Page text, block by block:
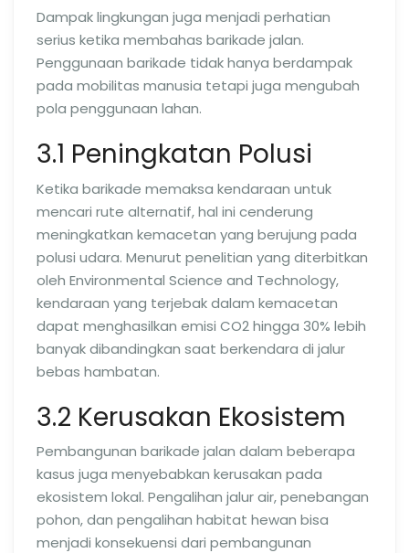
Dampak lingkungan juga menjadi perhatian
serius ketika membahas barikade jalan.
Penggunaan barikade tidak hanya berdampak
pada mobilitas manusia tetapi juga mengubah
pola penggunaan lahan.
3.1 Peningkatan Polusi
Ketika barikade memaksa kendaraan untuk
mencari rute alternatif, hal ini cenderung
meningkatkan kemacetan yang berujung pada
polusi udara. Menurut penelitian yang diterbitkan
oleh Environmental Science and Technology,
kendaraan yang terjebak dalam kemacetan
dapat menghasilkan emisi CO2 hingga 30% lebih
banyak dibandingkan saat berkendara di jalur
bebas hambatan.
3.2 Kerusakan Ekosistem
Pembangunan barikade jalan dalam beberapa
kasus juga menyebabkan kerusakan pada
ekosistem lokal. Pengalihan jalur air, penebangan
pohon, dan pengalihan habitat hewan bisa
menjadi konsekuensi dari pembangunan